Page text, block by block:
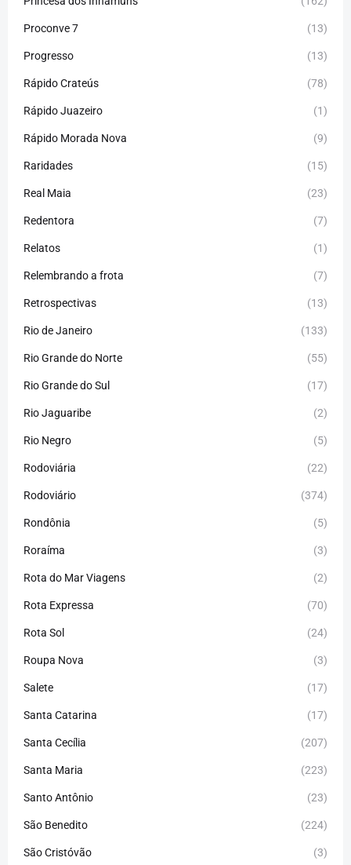
Proconve 7 (13)
Progresso (13)
Rápido Crateús (78)
Rápido Juazeiro (1)
Rápido Morada Nova (9)
Raridades (15)
Real Maia (23)
Redentora (7)
Relatos (1)
Relembrando a frota (7)
Retrospectivas (13)
Rio de Janeiro (133)
Rio Grande do Norte (55)
Rio Grande do Sul (17)
Rio Jaguaribe (2)
Rio Negro (5)
Rodoviária (22)
Rodoviário (374)
Rondônia (5)
Roraíma (3)
Rota do Mar Viagens (2)
Rota Expressa (70)
Rota Sol (24)
Roupa Nova (3)
Salete (17)
Santa Catarina (17)
Santa Cecília (207)
Santa Maria (223)
Santo Antônio (23)
São Benedito (224)
São Cristóvão (3)